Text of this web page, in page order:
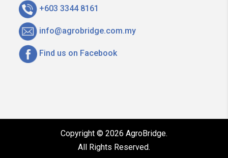
+603 3344 8161
info@agrobridge.com.my
Find us on Facebook
Copyright © 2026 AgroBridge.
All Rights Reserved.